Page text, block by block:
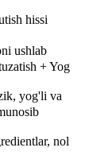
hissi
ushlab
+ Yog
yog'li va
nol